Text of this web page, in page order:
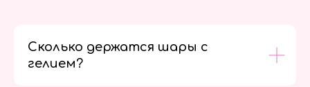
Сколько держатся шары с
гелием?